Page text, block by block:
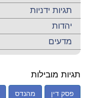
תגיות ידניות
יהדות
מדעים
תגיות מובילות
פסק דין מהנדס